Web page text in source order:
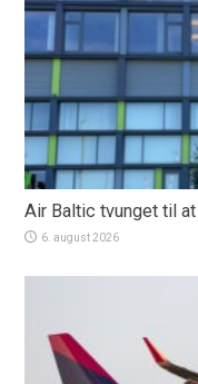
Air Baltic tvunget til
6. august 2026